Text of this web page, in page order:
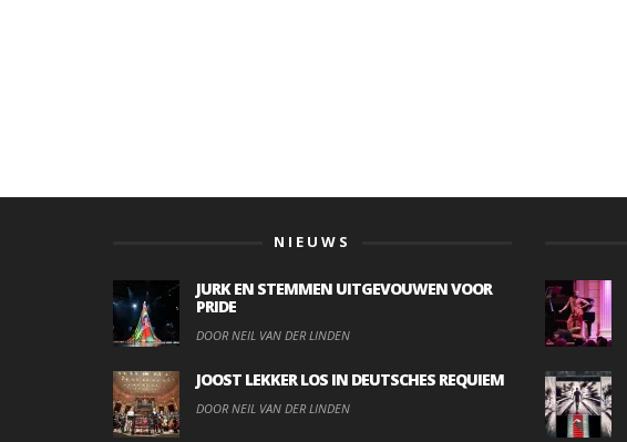
NIEUWS
JURK EN STEMMEN UITGEVOUWEN VOOR
PRIDE
DOOR NEIL VAN DER LINDEN
JOOST LEKKER LOS IN DEUTSCHES REQUIEM
DOOR NEIL VAN DER LINDEN